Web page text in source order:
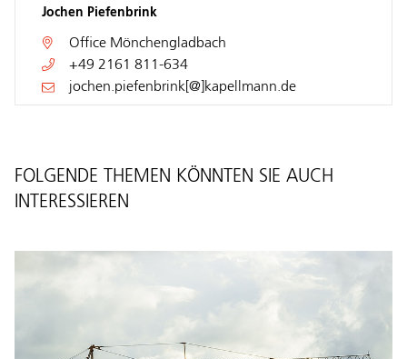
Jochen Piefenbrink
Office Mönchengladbach
+49 2161 811-634
jochen.piefenbrink[@]kapellmann.de
FOLGENDE THEMEN KÖNNTEN SIE AUCH
INTERESSIEREN